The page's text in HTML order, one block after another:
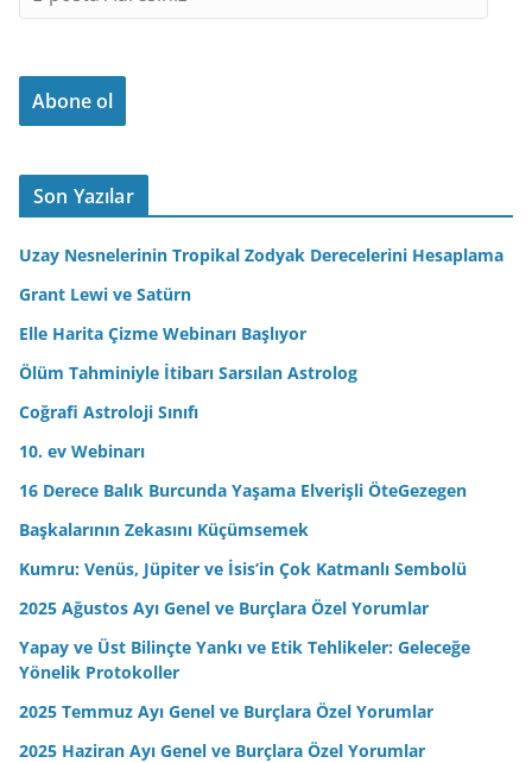
-
o
t
d
r
i
n
Abone ol
Son Yazılar
Uzay Nesnelerinin Tropikal Zodyak Derecelerini Hesaplama
Grant Lewi ve Satürn
Elle Harita Çizme Webinarı Başlıyor
Ölüm Tahminiyle İtibarı Sarsılan Astrolog
Coğrafi Astroloji Sınıfı
10. ev Webinarı
16 Derece Balık Burcunda Yaşama Elverişli ÖteGezegen
Başkalarının Zekasını Küçümsemek
Kumru: Venüs, Jüpiter ve İsis’in Çok Katmanlı Sembolü
2025 Ağustos Ayı Genel ve Burçlara Özel Yorumlar
Yapay ve Üst Bilinçte Yankı ve Etik Tehlikeler: Geleceğe
Yönelik Protokoller
2025 Temmuz Ayı Genel ve Burçlara Özel Yorumlar
2025 Haziran Ayı Genel ve Burçlara Özel Yorumlar